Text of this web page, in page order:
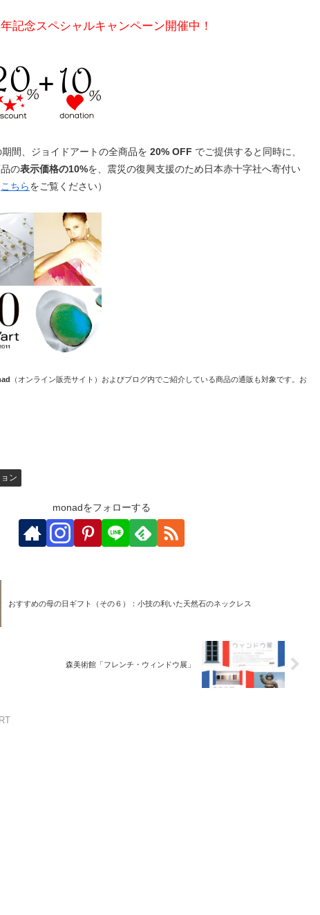
記念スペシャルキャンペーン開催中！
期間、ジョイドアートの全商品を 20% OFF でご提供すると同時に、
の表示価格の10%を、震災の復興支援のため日本赤十字社へ寄付い
こちらをご覧ください）
（オンライン販売サイト）およびブログ内でご紹介している商品の通販も対象です。お
ン
monadをフォローする
おすすめの母の日ギフト（その６）：小技の利いた天然石のネックレス
森美術館「フレンチ・ウィンドウ展」